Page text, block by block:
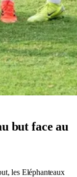
but face au
les Eléphanteaux